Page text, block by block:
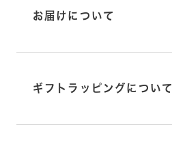
お届けについて
ギフトラッピングについて